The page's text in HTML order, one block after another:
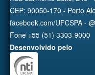
CEP: 90050-170 - Porto
facebook.com/UFCSPA -
Fone +55 (51) 3303-9000
Desenvolvido pelo